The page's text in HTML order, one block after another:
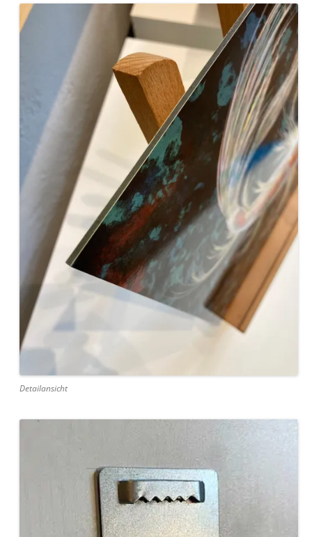
Detailansicht